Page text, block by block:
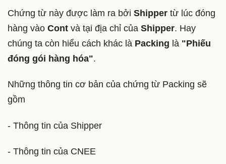
Chứng từ này được làm ra bởi Shipper từ lúc đóng
hàng vào Cont và tại địa chỉ của Shipper. Hay
chúng ta còn hiểu cách khác là Packing là "Phiếu
đóng gói hàng hóa".
Những thông tin cơ bản của chứng từ Packing sẽ
gồm
- Thông tin của Shipper
- Thông tin của CNEE